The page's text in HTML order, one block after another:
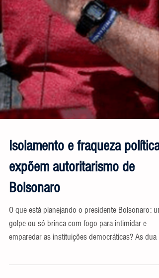
Isolamento e fraqueza política